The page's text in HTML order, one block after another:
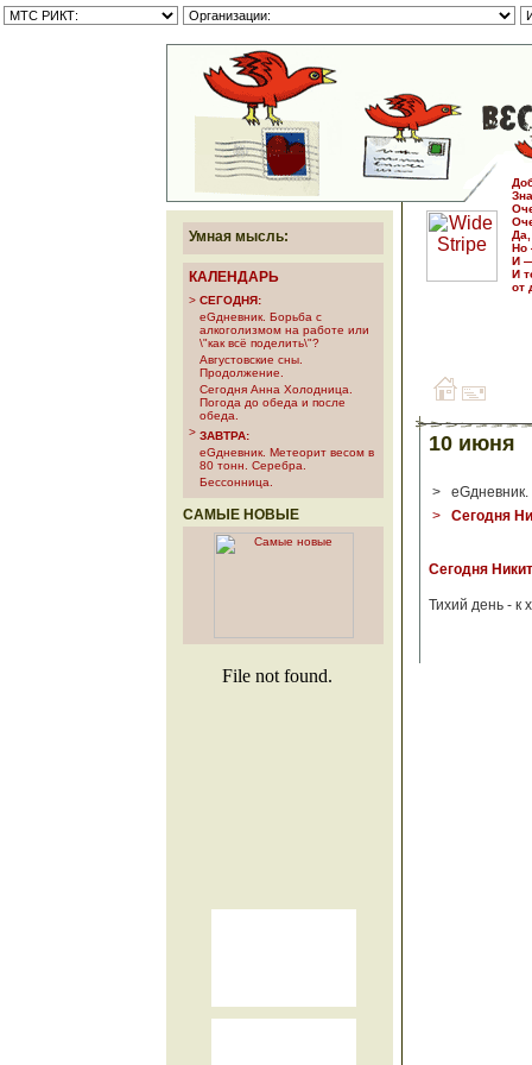
Умная мысль:
КАЛЕНДАРЬ
> СЕГОДНЯ:
еGдневник. Борьба с
алкоголизмом на работе или
\"как всё поделить\"?
Августовские сны.
Продолжение.
Сегодня Анна Холодница.
Погода до обеда и после
обеда.
> ЗАВТРА:
еGдневник. Метеорит весом в
80 тонн. Серебра.
Бессонница.
САМЫЕ НОВЫЕ
Да,
Но
И —
И
от
10 июня
>
>
Сегодня
Сегодня
Тихий день - к